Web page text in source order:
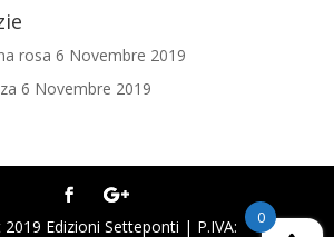
rosa 6 Novembre 2019
6 Novembre 2019
2019 Edizioni Setteponti | P.IVA: 0